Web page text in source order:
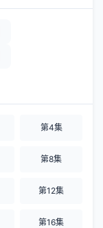
第4集
第8集
第12集
第16集